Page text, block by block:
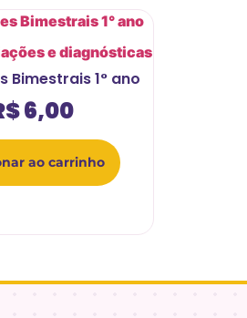
e diagnósticas
Bimestrais 1° ano
6,00
ao carrinho